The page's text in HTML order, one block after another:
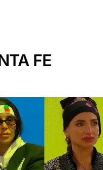
FE